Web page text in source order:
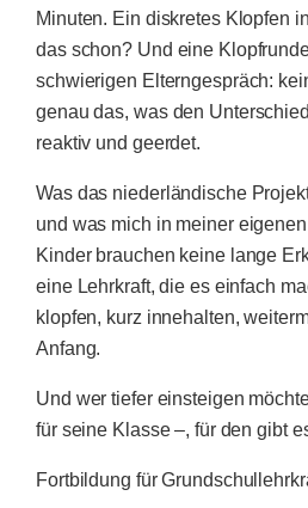
Minuten. Ein diskretes Klopfen
das schon? Und eine
schwierigen Elterngespräch:
genau das, was den
reaktiv und geerdet.
Was das niederländische
und was mich in meiner
Kinder brauchen keine lange
eine Lehrkraft, die es einfach
klopfen, kurz innehalten,
Anfang.
Und wer tiefer einsteigen
für seine Klasse –, für den gibt
Fortbildung für